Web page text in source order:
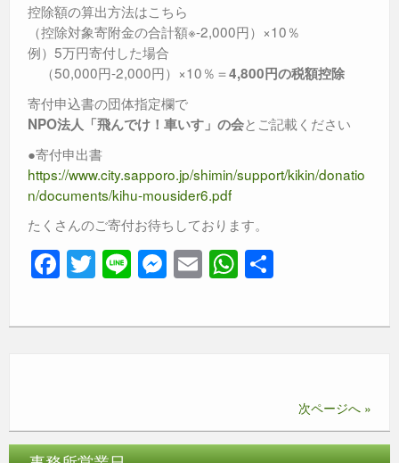
控除額の算出方法はこちら
（控除対象寄附金の合計額※-2,000円）×10％
例）5万円寄付した場合
（50,000円-2,000円）×10％＝4,800円の税額控除
寄付申込書の団体指定欄で
NPO法人「飛んでけ！車いす」の会とご記載ください
●寄付申出書
https://www.city.sapporo.jp/shimin/support/kikin/donatio
n/documents/kihu-mousider6.pdf
たくさんのご寄付お待ちしております。
F
c
o
T
tt
Li
e
M
ss
er
E
ail
W
at
p
次ページへ »